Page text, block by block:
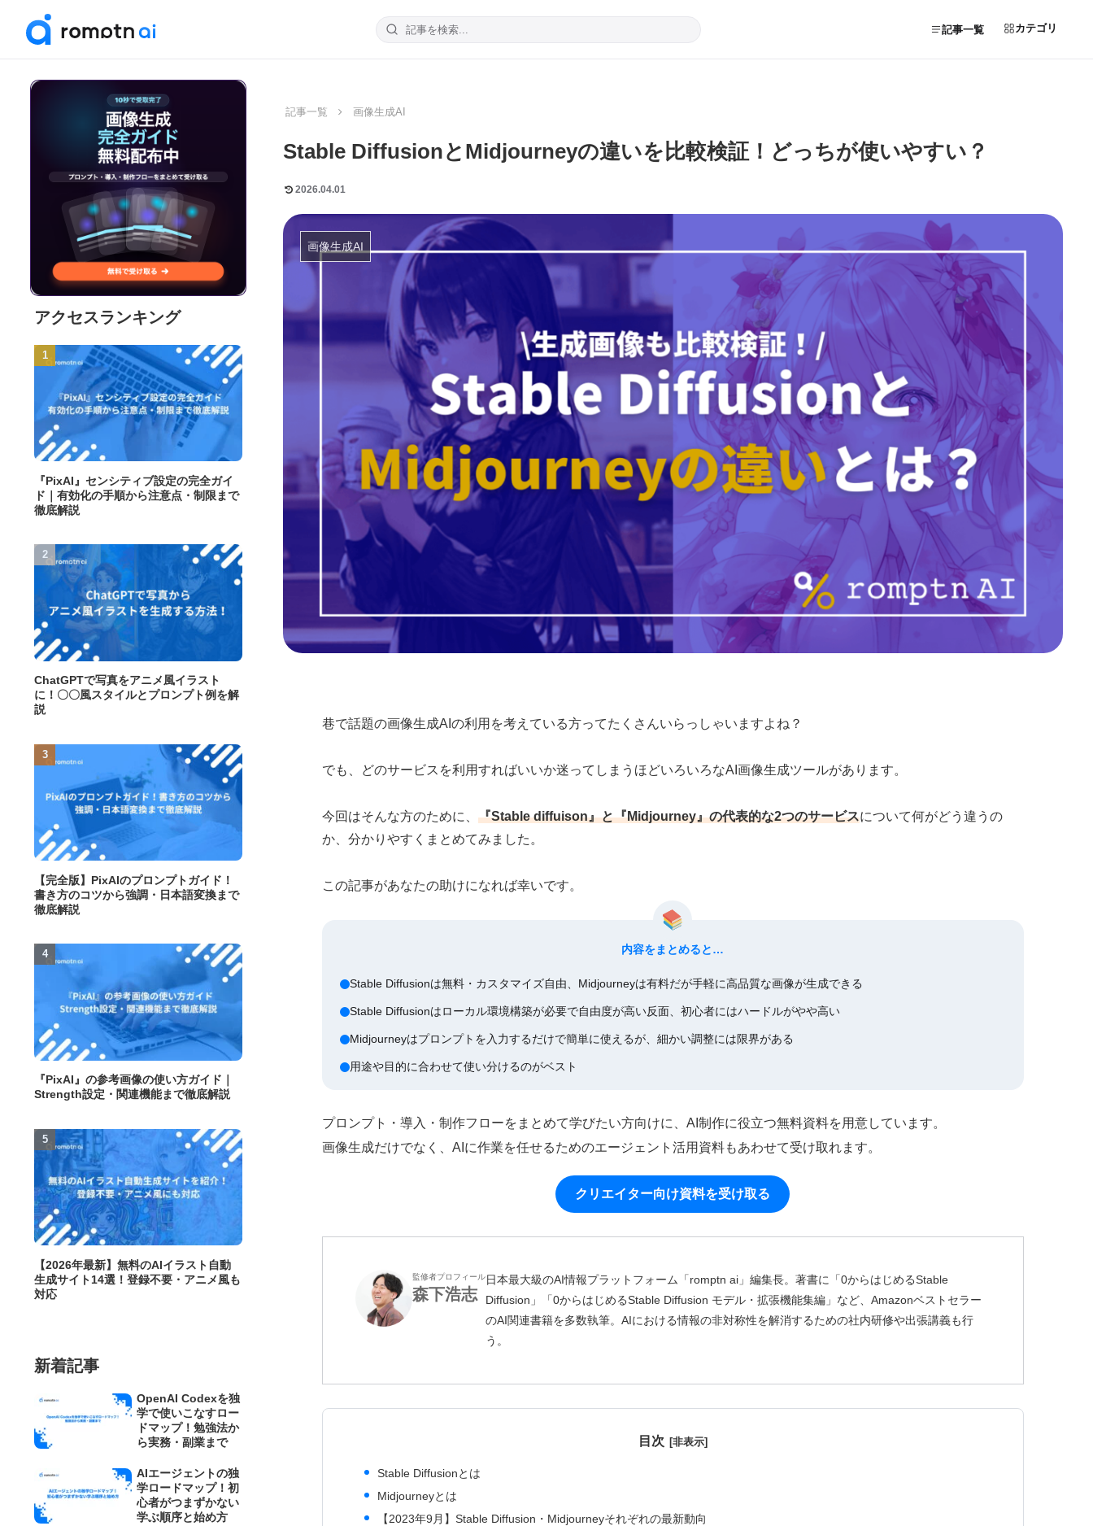
記事一覧 カテゴリ
記事一覧 画像生成AI
Stable DiffusionとMidjourneyの違いを比較検証！どっちが使いやすい？
2026.04.01
画像生成AI
巷で話題の画像生成AIの利用を考えている方ってたくさんいらっしゃいますよね？
でも、どのサービスを利用すればいいか迷ってしまうほどいろいろなAI画像生成ツールがあります。
今回はそんな方のために、 『Stable diffuison』と『Midjourney』の代表的な2つのサービスについて何がどう違うの
か、分かりやすくまとめてみました。
この記事があなたの助けになれば幸いです。
内容をまとめると…
Stable Diffusionは無料・カスタマイズ自由、Midjourneyは有料だが手軽に高品質な画像が生成できる
Stable Diffusionはローカル環境構築が必要で自由度が高い反面、初心者にはハードルがやや高い
Midjourneyはプロンプトを入力するだけで簡単に使えるが、細かい調整には限界がある
用途や目的に合わせて使い分けるのがベスト
プロンプト・導入・制作フローをまとめて学びたい方向けに、AI制作に役立つ無料資料を用意しています。
画像生成だけでなく、AIに作業を任せるためのエージェント活用資料もあわせて受け取れます。
クリエイター向け資料を受け取る
監修者プロフィール
森下浩志
日本最大級のAI情報プラットフォーム「romptn ai」編集長。著書に「0からはじめるStable
Diffusion」「0からはじめるStable Diffusion モデル・拡張機能集編」など、Amazonベストセラー
のAI関連書籍を多数執筆。AIにおける情報の非対称性を解消するための社内研修や出張講義も行
う。
目次
Stable Diffusionとは
Midjourneyとは
【2023年9月】Stable Diffusion・Midjourneyそれぞれの最新動向
アクセスランキング
『PixAI』センシティブ設定の完全ガイ
ド｜有効化の手順から注意点・制限まで
徹底解説
ChatGPTで写真をアニメ風イラスト
に！〇〇風スタイルとプロンプト例を解
説
【完全版】PixAIのプロンプトガイド！
書き方のコツから強調・日本語変換まで
徹底解説
『PixAI』の参考画像の使い方ガイド｜
Strength設定・関連機能まで徹底解説
【2026年最新】無料のAIイラスト自動
生成サイト14選！登録不要・アニメ風も
対応
新着記事
OpenAI Codexを独
学で使いこなすロー
ドマップ！勉強法か
ら実務・副業まで
AIエージェントの独
学ロードマップ！初
心者がつまずかない
学ぶ順序と始め方